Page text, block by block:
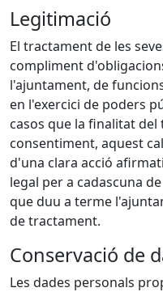
Legitimació
El tractament de les
compliment
l'ajuntament, de
en l'exercici de poders
casos que la finalitat
consentiment, aquest
d'una clara acció
legal per a cadascuna
que duu a terme
de tractament.
Conservació de
Les dades personals